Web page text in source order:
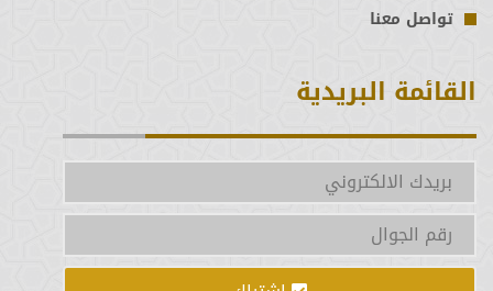
تواصل معنا
القائمة البريدية